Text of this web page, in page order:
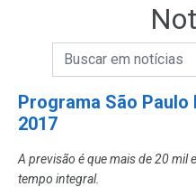
Campo de
Campo de Busca de
Programa São
2017
A previsão é que mais de 20 mil
tempo integral.